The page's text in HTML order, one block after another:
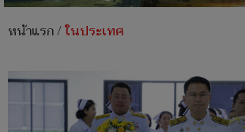
หน้าแรก/ในประเทศ